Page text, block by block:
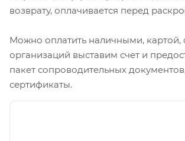
возврату, оплачивается перед
Можно оплатить наличными, картой,
организаций выставим счет и
пакет сопроводительных
сертификаты.